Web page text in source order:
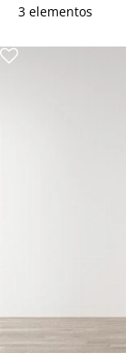
3 elementos